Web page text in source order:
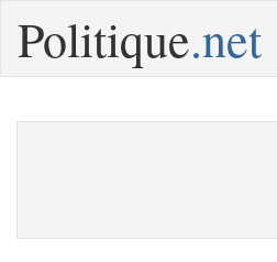
Politique.net